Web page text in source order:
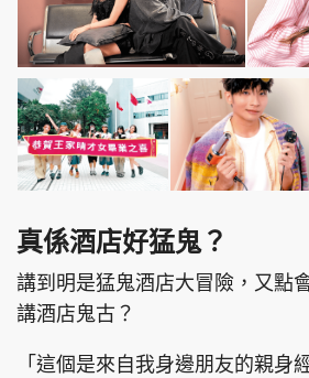
真係酒店好猛鬼？
講到明是猛鬼酒店大冒險，又點
講酒店鬼古？
「這個是來自我身邊朋友的親身